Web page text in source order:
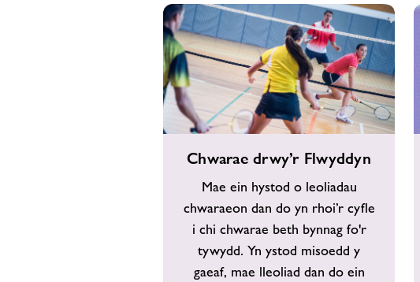
drwy’r
Flwyddyn
Chwarae drwy’r Flwyddyn
Mae ein hystod o leoliadau
chwaraeon dan do yn rhoi’r cyfle
i chi chwarae beth bynnag fo'r
tywydd. Yn ystod misoedd y
gaeaf, mae lleoliad dan do ein